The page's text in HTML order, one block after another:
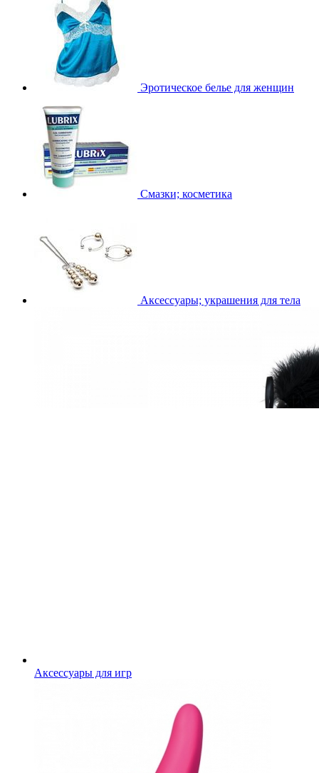
Эротическое белье для женщин
Смазки; косметика
Аксессуары; украшения для тела
Аксессуары для игр